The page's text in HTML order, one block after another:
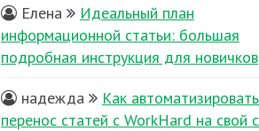
Елена
Идеальный план
информационной статьи: большая
подробная инструкция для новичков
надежда
Как автоматизировать
перенос статей с WorkHard на свой